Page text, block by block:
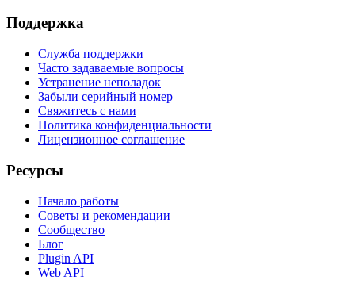
Поддержка
Служба поддержки
Часто задаваемые вопросы
Устранение неполадок
Забыли серийный номер
Свяжитесь с нами
Политика конфиденциальности
Лицензионное соглашение
Ресурсы
Начало работы
Советы и рекомендации
Сообщество
Блог
Plugin API
Web API